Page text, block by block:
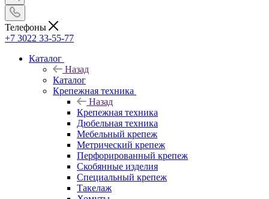
Телефоны
+7 3022 33-55-77
Каталог
Назад
Каталог
Крепежная техника
Назад
Крепежная техника
Дюбельная техника
Мебельный крепеж
Метрический крепеж
Перфорированный крепеж
Скобянные изделия
Специальный крепеж
Такелаж